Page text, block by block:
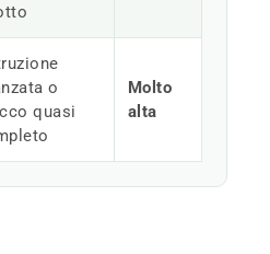
o
quasi
Molto
alta